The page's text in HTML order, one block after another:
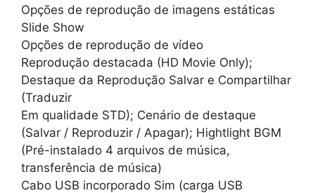
Opções de reprodução de imagens estáticas
Slide Show
Opções de reprodução de vídeo
Reprodução destacada (HD Movie Only);
Destaque da Reprodução Salvar e Compartilhar
(Traduzir
Em qualidade STD); Cenário de destaque
(Salvar / Reproduzir / Apagar); Hightlight BGM
(Pré-instalado 4 arquivos de música,
transferência de música)
Cabo USB incorporado Sim (carga USB